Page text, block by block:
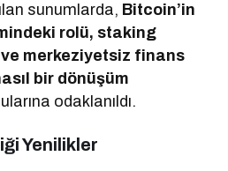
sunumlarda, Bitcoin’in
rolü, staking
merkeziyetsiz finans
bir dönüşüm
odaklanıldı.
Yenilikler